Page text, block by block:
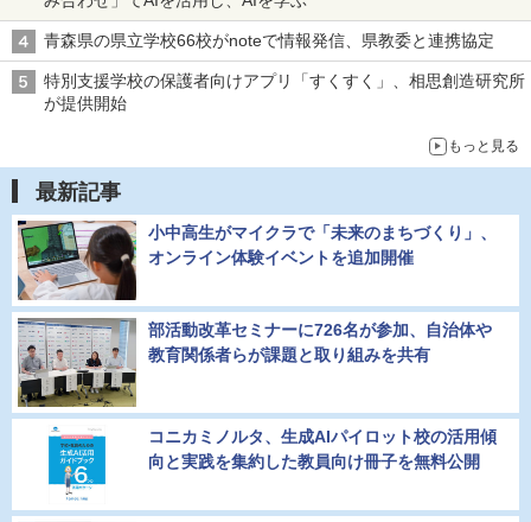
青森県の県立学校66校がnoteで情報発信、県教委と連携協定
特別支援学校の保護者向けアプリ「すくすく」、相思創造研究所
が提供開始
もっと見る
最新記事
小中高生がマイクラで「未来のまちづくり」、
オンライン体験イベントを追加開催
部活動改革セミナーに726名が参加、自治体や
教育関係者らが課題と取り組みを共有
コニカミノルタ、生成AIパイロット校の活用傾
向と実践を集約した教員向け冊子を無料公開